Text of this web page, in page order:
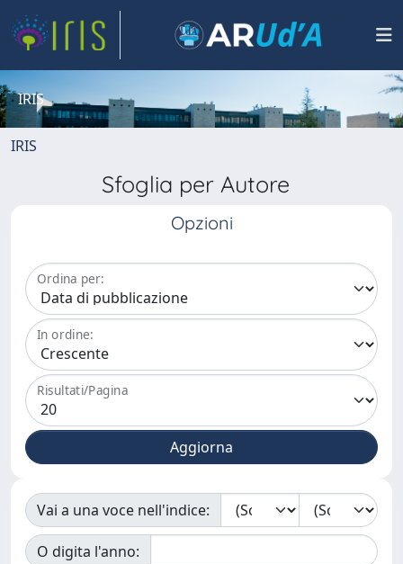
IRIS
IRIS
Sfoglia per Autore
Opzioni
Ordina per:
In ordine:
Risultati/Pagina
Vai a una voce nell'indice:
O digita l'anno: